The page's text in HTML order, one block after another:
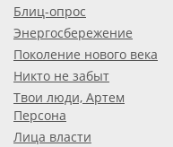
Блиц-опрос
Энергосбережение
Поколение нового века
Никто не забыт
Твои люди, Артем
Персона
Лица власти